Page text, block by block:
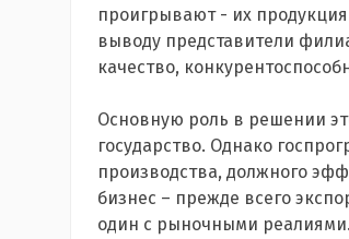
проигрывают - их
выводу представители
качество,
Основную роль в решении
государство. Однако
производства, должного
бизнес – прежде всего
один с рыночными реалиями.